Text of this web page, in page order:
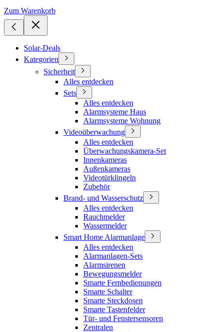
Zum Warenkorb
Solar-Deals
Kategorien
Sicherheit
Alles entdecken
Sets
Alles entdecken
Alarmsysteme Haus
Alarmsysteme Wohnung
Videoüberwachung
Alles entdecken
Überwachungskamera-Set
Innenkameras
Außenkameras
Videotürklingeln
Zubehör
Brand- und Wasserschutz
Alles entdecken
Rauchmelder
Wassermelder
Smart Home Alarmanlage
Alles entdecken
Alarmanlagen-Sets
Alarmsirenen
Bewegungsmelder
Smarte Fernbedienungen
Smarte Schalter
Smarte Steckdosen
Smarte Tastenfelder
Tür- und Fenstersensoren
Zentralen